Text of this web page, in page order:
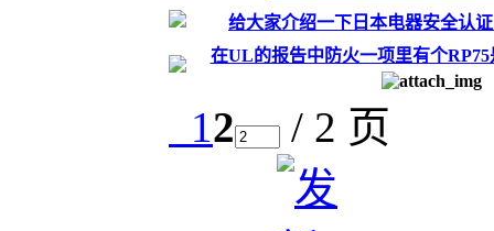
给大家介绍一下日本电器安全认
在UL的报告中防火一项里有个RP75
1 2 / 2 页